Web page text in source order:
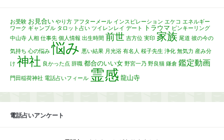
お受験 お見合い やり方 アフターメール インスピレーション エケコ エネルギー
ワーク ギャンブル タロット占い ツイレンレイ デート トラウマ ピンキーリング
中山寺 人相 仕事先 個人情報 出生時間 前世 吉方位 実印 家族 尾道 彼の今の
気持ち 心の悩み 悩み 悪い結果 月光浴 有名人 桜子先生 浄化 無気力 産み分
け 神社 良かった点 辞職 都合のいい女 野宮一乃 野良猫 鎌倉 鑑定動画
門田稲荷神社 電話占いフィール 霊感 龍山寺
電話占いアンケート